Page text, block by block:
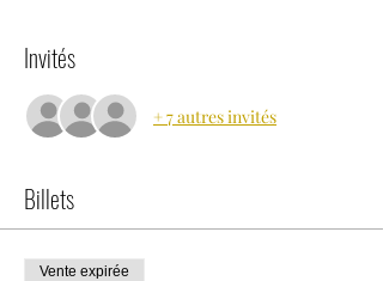
Invités
+ 7 autres invités
Billets
Vente expirée